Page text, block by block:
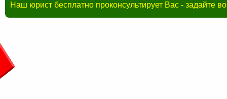
Наш юрист бесплатно проконсультирует Вас - задайте